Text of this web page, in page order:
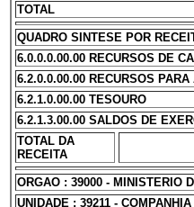
TOTAL
QUADRO SINTESE POR
6.0.0.0.00.00 RECURSOS DE
6.2.0.0.00.00 RECURSOS
6.2.1.0.00.00 TESOURO
6.2.1.3.00.00 SALDOS DE
TOTAL DA
RECEITA
ORGAO : 39000 - MINISTERIO
UNIDADE : 39211 -